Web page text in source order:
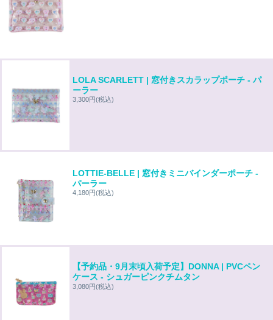
LOLA SCARLETT | 窓付きスカラップポーチ - パ
ーラー
3,300円(税込)
LOTTIE-BELLE | 窓付きミニバインダーポーチ -
パーラー
4,180円(税込)
【予約品・9月末頃入荷予定】DONNA | PVCペン
ケース - シュガーピンクチムタン
3,080円(税込)